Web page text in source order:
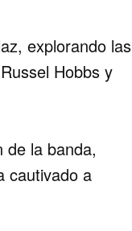
explorando las
Hobbs y
de la banda,
cautivado a